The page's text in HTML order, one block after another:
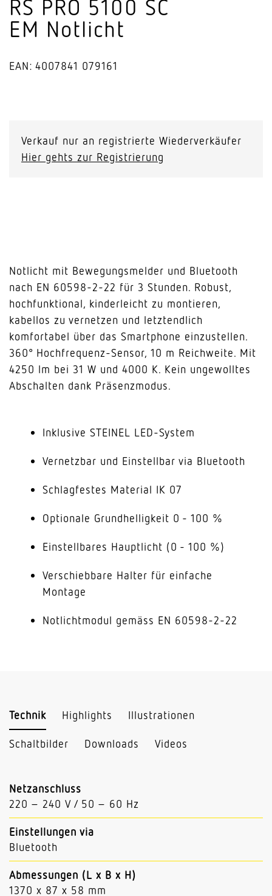
RS PRO 5100 SC
EM Notlicht
EAN: 4007841 079161
5100
Verkauf nur an registrierte Wiederverkäufer
Hier gehts zur Registrierung
Notlicht mit Bewegungsmelder und Bluetooth
nach EN 60598-2-22 für 3 Stunden. Robust,
hochfunktional, kinderleicht zu montieren,
kabellos zu vernetzen und letztendlich
komfortabel über das Smartphone einzustellen.
360° Hochfrequenz-Sensor, 10 m Reichweite. Mit
4250 lm bei 31 W und 4000 K. Kein ungewolltes
Abschalten dank Präsenzmodus.
Inklusive STEINEL LED-System
Vernetzbar und Einstellbar via Bluetooth
Schlagfestes Material IK 07
Optionale Grundhelligkeit 0 - 100 %
Einstellbares Hauptlicht (0 - 100 %)
Verschiebbare Halter für einfache
Montage
Notlichtmodul gemäss EN 60598-2-22
Technik Highlights Illustrationen
Schaltbilder Downloads Videos
Netzanschluss
220 – 240 V / 50 – 60 Hz
Einstellungen via
Bluetooth
Abmessungen (L x B x H)
1370 x 87 x 58 mm